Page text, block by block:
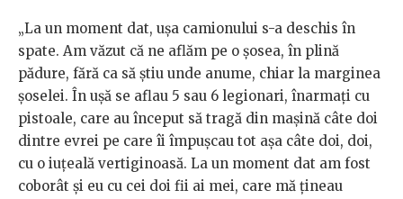
„La un moment dat, ușa camionului s-a deschis în
spate. Am văzut că ne aflăm pe o șosea, în plină
pădure, fără ca să știu unde anume, chiar la marginea
șo­selei. În ușă se aflau 5 sau 6 legionari, înar­mați cu
pistoale, care au început să tragă din mașină câte doi
dintre evrei pe care îi împușcau tot așa câte doi, doi,
cu o iuțeală vertiginoasă. La un moment dat am fost
coborât și eu cu cei doi fii ai mei, care mă țineau